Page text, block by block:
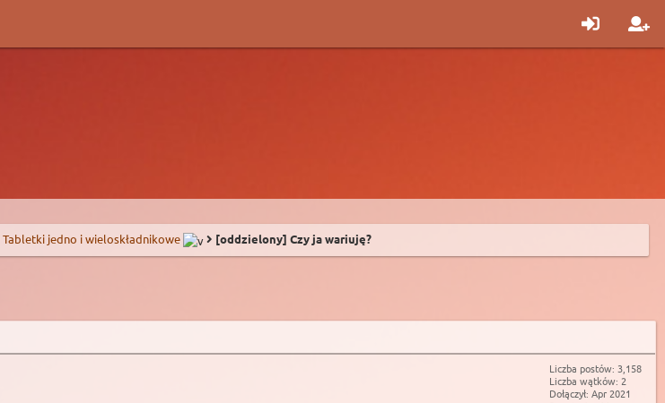
Tabletki jedno i wieloskładnikowe [oddzielony] Czy ja wariuję?
Liczba postów: 3,158
Liczba wątków: 2
Dołączył: Apr 2021